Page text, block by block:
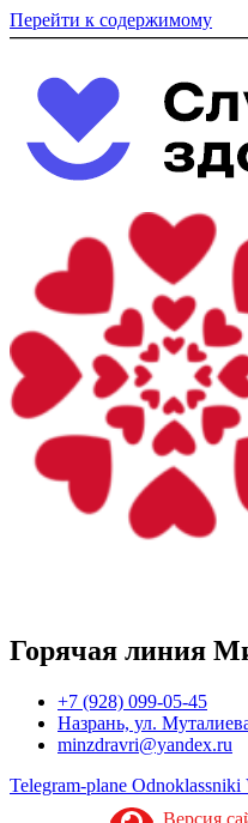
Перейти к содержимому
Горячая линия
+7 (928) 099-05-45
Назрань, ул.
minzdravri@yandex.ru
Telegram-plane Odnoklassniki